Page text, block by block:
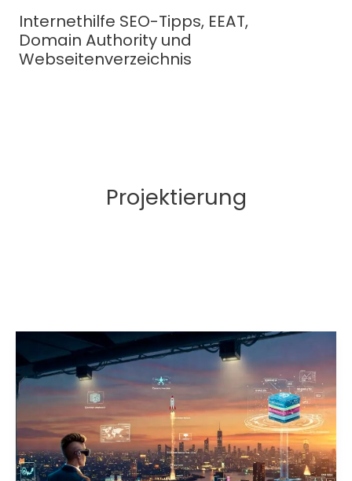
Inhalt
springen
Internethilfe SEO-Tipps, EEAT,
Domain Authority und
Webseitenverzeichnis
Projektierung